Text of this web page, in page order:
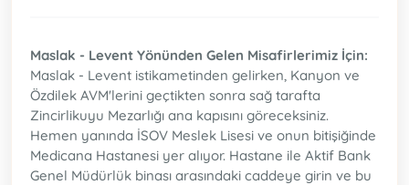
Maslak - Levent Yönünden Gelen Misafirlerimiz İçin:
Maslak - Levent istikametinden gelirken, Kanyon ve
Özdilek AVM'lerini geçtikten sonra sağ tarafta
Zincirlikuyu Mezarlığı ana kapısını göreceksiniz.
Hemen yanında İSOV Meslek Lisesi ve onun bitişiğinde
Medicana Hastanesi yer alıyor. Hastane ile Aktif Bank
Genel Müdürlük binası arasındaki caddeye girin ve bu